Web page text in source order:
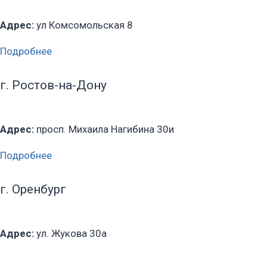
Адрес: ул Комсомольская 8
Подробнее
г. Ростов-на-Дону
Адрес: просп. Михаила Нагибина 30и
Подробнее
г. Оренбург
Адрес: ул. Жукова 30а